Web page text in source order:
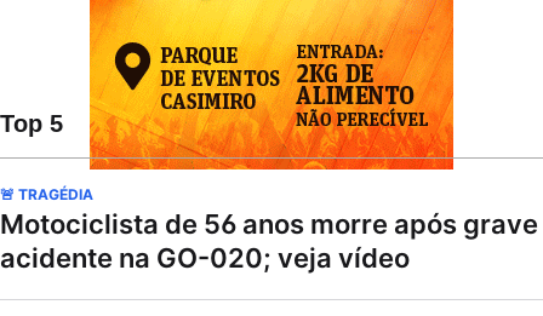
Top 5
🚨 TRAGÉDIA
Motociclista de 56 anos morre após grave
acidente na GO-020; veja vídeo